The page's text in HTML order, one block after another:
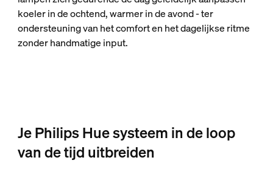
koeler in de ochtend, warmer in de avond - ter
ondersteuning van het comfort en het dagelijkse ritme
zonder handmatige input.
Je Philips Hue systeem in de loop
van de tijd uitbreiden